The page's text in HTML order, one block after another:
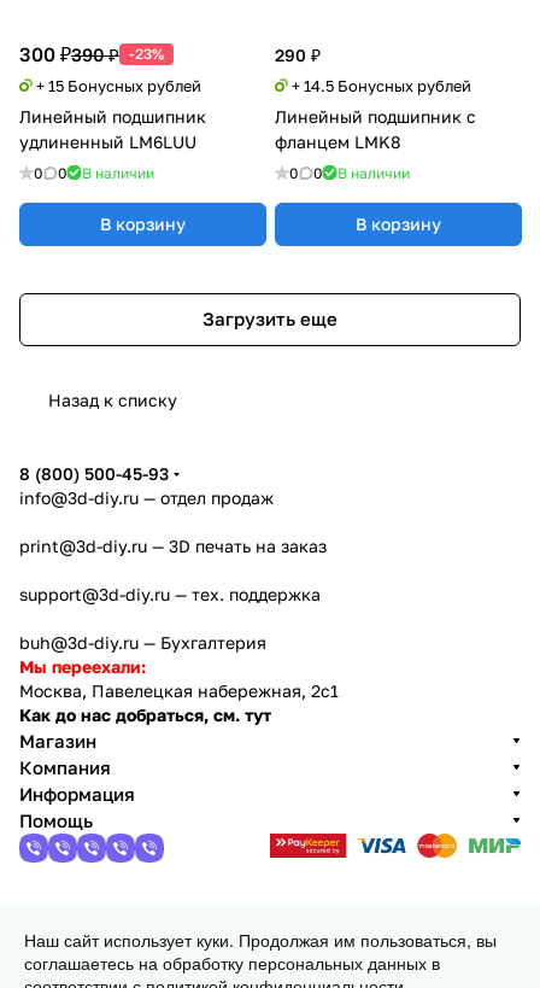
300 ₽390 ₽ -23%
+ 15 Бонусных рублей
Линейный подшипник
удлиненный LM6LUU
0 0 В наличии
В корзину
290 ₽
+ 14.5 Бонусных рублей
Линейный подшипник с
фланцем LMK8
0 0 В наличии
В корзину
Загрузить еще
Назад к списку
8 (800) 500-45-93
info@3d-diy.ru — отдел продаж
print@3d-diy.ru — 3D печать на заказ
support@3d-diy.ru — тех. поддержка
buh@3d-diy.ru — Бухгалтерия
Мы переехали:
Москва, Павелецкая набережная, 2с1
Как до нас добраться, см. тут
Магазин
Компания
Информация
Помощь
комплектующих для 3D принтеров, ЧПУ станков и
робототехники
Наш сайт использует куки. Продолжая им пользоваться, вы
соглашаетесь на обработку персональных данных в